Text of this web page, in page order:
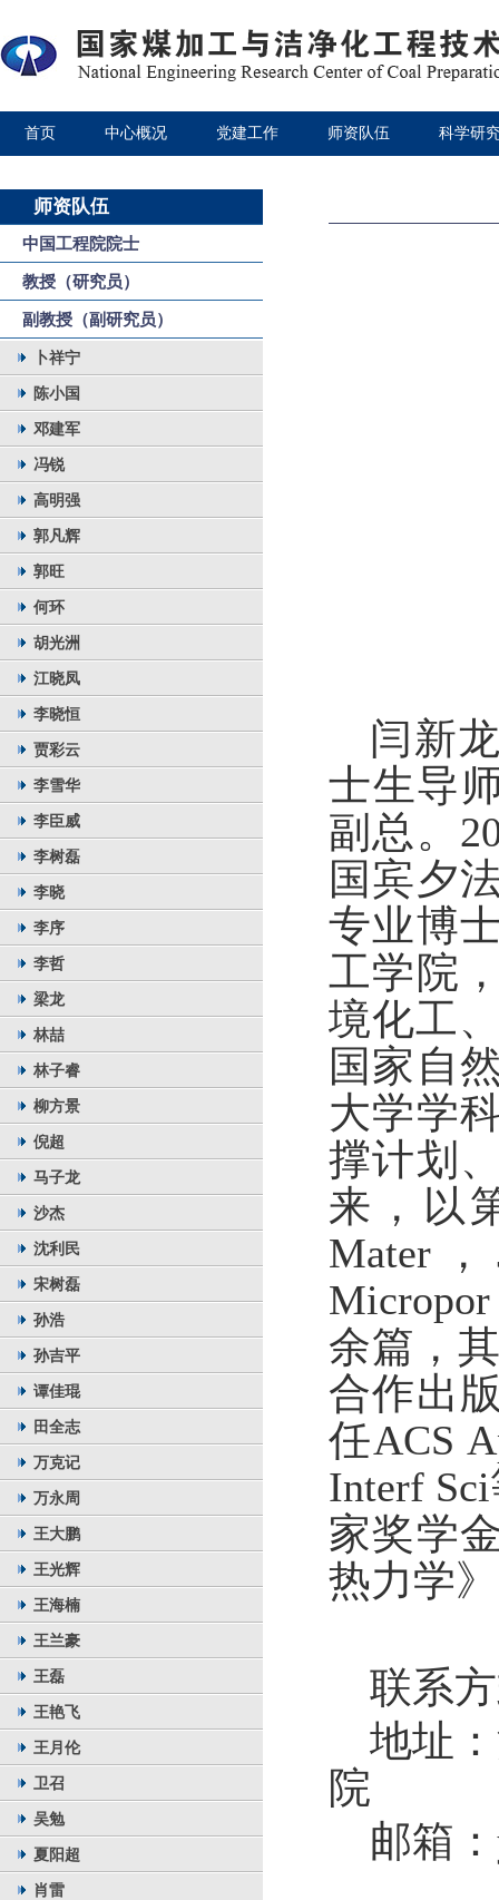
首页 中心概况 党建工作 师资队伍 科学研
师资队伍
中国工程院院士
教授（研究员）
副教授（副研究员）
卜祥宁
陈小国
邓建军
冯锐
高明强
郭凡辉
郭旺
何环
胡光洲
江晓凤
李晓恒
贾彩云
李雪华
李臣威
李树磊
李晓
李序
李哲
梁龙
林喆
林子睿
柳方景
倪超
马子龙
沙杰
沈利民
宋树磊
孙浩
孙吉平
谭佳琨
田全志
万克记
万永周
王大鹏
王光辉
王海楠
王兰豪
王磊
王艳飞
王月伦
卫召
吴勉
夏阳超
肖雷
闫新
士生导
副总。
国宾夕
专业博
工学院
境化工
国家自
大学学
撑计划
来，以
Mater ，
余篇，
合作出
任ACS
Interf Sci
家奖学
热力学
联系
地址
院
邮箱：